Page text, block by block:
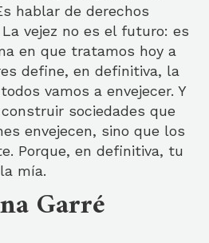
hablar de derechos
vejez no es el futuro: es
en que tratamos hoy a
define, en definitiva, la
vamos a envejecer. Y
sociedades que
envejecen, sino que los
Porque, en definitiva, tu
mía.
Garré